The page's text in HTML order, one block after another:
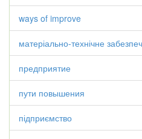
ways of improve
матеріально-технічне
предприятие
пути повышения
підприємство